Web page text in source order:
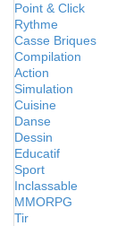
Point & Click
Rythme
Casse Briques
Compilation
Action
Simulation
Cuisine
Danse
Dessin
Educatif
Sport
Inclassable
MMORPG
Tir